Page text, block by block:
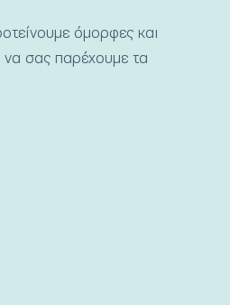
όμορφες και
να σας παρέχουμε τα